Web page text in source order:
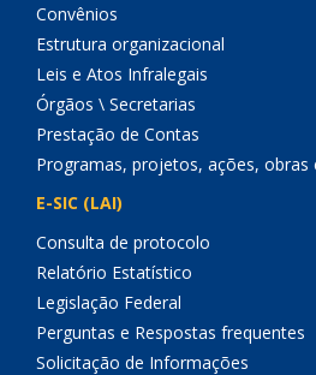
Convênios
Estrutura organizacional
Leis e Atos Infralegais
Órgãos \ Secretarias
Prestação de Contas
Programas, projetos, ações, obras
E-SIC (LAI)
Consulta de protocolo
Relatório Estatístico
Legislação Federal
Perguntas e Respostas frequentes
Solicitação de Informações